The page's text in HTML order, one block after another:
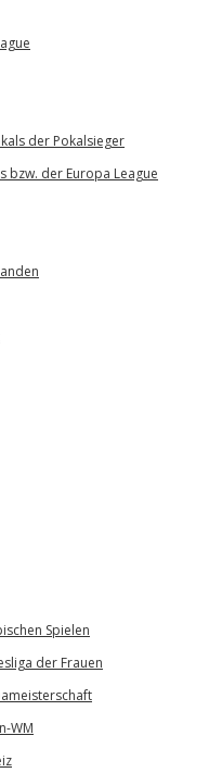
der Pokalsieger
bzw. der Europa League
Spielen
der Frauen
WM